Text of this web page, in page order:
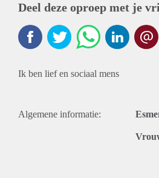
Deel deze oproep met je
Ik ben lief en sociaal mens
Algemene informatie: